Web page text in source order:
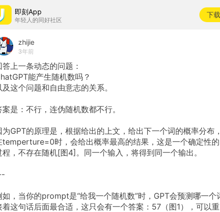
即刻App
年轻人的同好社区
下载
zhijie
3年前
答上一条动态的问题：
能产生随机数吗？
及这个问题和自由意志的关系。
案是：不行，连伪随机数都不行。
为GPT的原理是，根据给出的上文，给出下一个词的概率分布，
temperture=0时，会给出概率最高的结果，这是一个确定性的
程，不存在随机[图4]。同一个输入，将得到同一个输出。
如，当你的prompt是“给我一个随机数”时，GPT会预测哪一个
着这句话后面最合适，这只会有一个答案：57（图1），可以重